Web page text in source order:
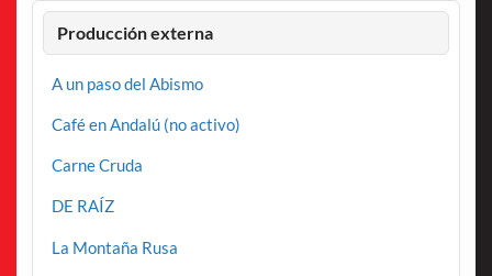
Producción externa
A un paso del Abismo
Café en Andalú (no activo)
Carne Cruda
DE RAÍZ
La Montaña Rusa